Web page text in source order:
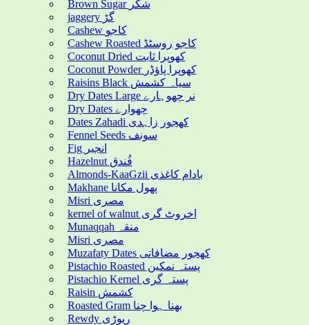
Brown Sugar شکر
jaggery گڑ
Cashew کاجو
Cashew Roasted کاجو روسٹڈ
Coconut Dried کھوپرا ثابت
Coconut Powder کھوپرا پاؤڈر
Raisins Black سیاہ کشمش
Dry Dates Large نر چھوہارے
Dry Dates چھوارے
Dates Zahadi کھجور زاہدی
Fennel Seeds سونف
Fig انجیر
Hazelnut فُندق
Almonds-KaaGzii بادام کاغذی
Makhane پھول مکانا
Misri مصری
kernel of walnut اخروٹ گری
Munaqqah منقہ
Misri مصری
Muzafaty Dates کھجور مضافاتی
Pistachio Roasted پستہ نمکین
Pistachio Kernel پستہ گری
Raisin کشمش
Roasted Gram بھنا ہوا چنا
Rewdy ریوڑی